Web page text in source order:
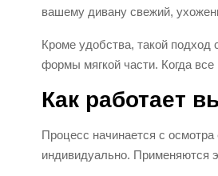
вашему дивану свежий,
Кроме удобства, такой подход
формы мягкой части. Когда
Как работает
Процесс начинается с
индивидуально. Применяются